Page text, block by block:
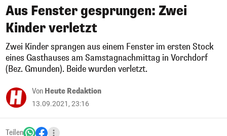
Aus Fenster gesprungen: Zwei
Kinder verletzt
Zwei Kinder sprangen aus einem Fenster im ersten Stock
eines Gasthauses am Samstagnachmittag in Vorchdorf
(Bez. Gmunden). Beide wurden verletzt.
Von Heute Redaktion
13.09.2021, 23:16
Teilen